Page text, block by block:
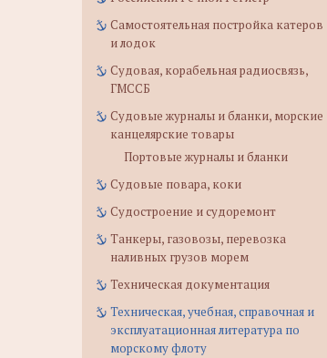
Самостоятельная постройка катеров
и лодок
Судовая, корабельная радиосвязь,
ГМССБ
Судовые журналы и бланки, морские
канцелярские товары
Портовые журналы и бланки
Судовые повара, коки
Судостроение и судоремонт
Танкеры, газовозы, перевозка
наливных грузов морем
Техническая документация
Техническая, учебная, справочная и
эксплуатационная литература по
морскому флоту